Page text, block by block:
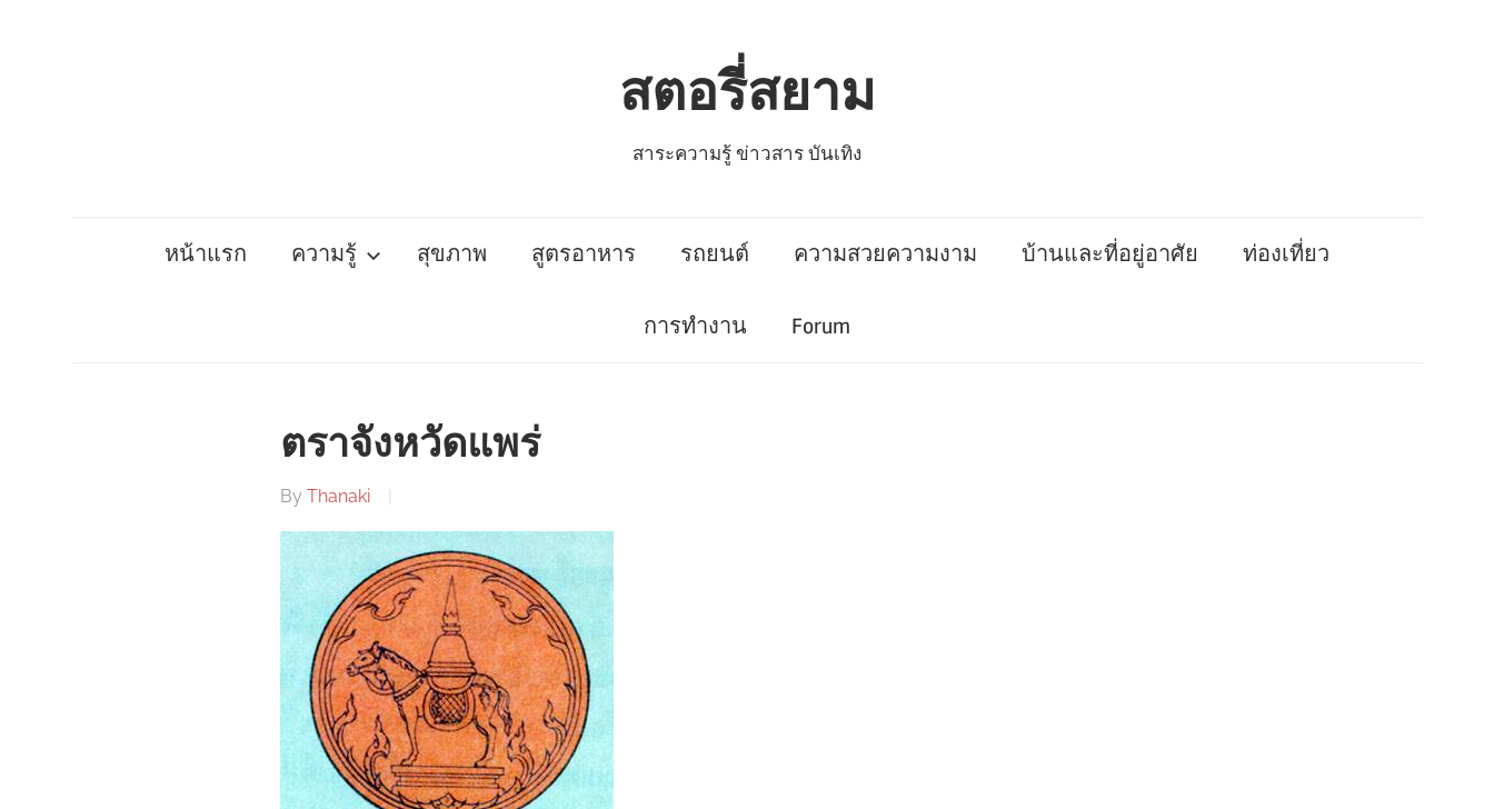
สตอรี่สยาม
สาระความรู้ ข่าวสาร บันเทิง
หน้าแรก ความรู้ สุขภาพ สูตรอาหาร รถยนต์ ความสวยความงาม บ้านและที่อยู่อาศัย ท่องเที่ยว
การทำงาน Forum
ตราจังหวัดแพร่
By Thanaki